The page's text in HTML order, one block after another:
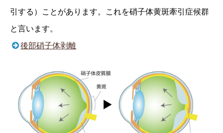
引する）ことがあります。これを硝子体黄斑牽引症候群
と言います。
後部硝子体剥離